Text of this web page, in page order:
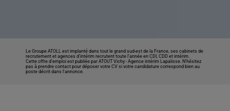
Le Groupe ATOLL est implanté dans tout le grand sud-est de la France, ses cabinets de
recrutement et agences d’intérim recrutent toute l’année en CDI, CDD et intérim.
Cette offre d’emploi est publiée par ATOUT Vichy -Agence intérim Lapalisse. N’hésitez
pas à prendre contact pour déposer votre CV si votre candidature correspond bien au
poste décrit dans l'annonce.